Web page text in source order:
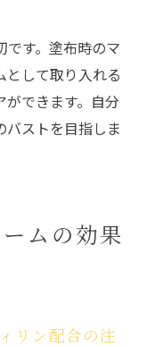
です。塗布時のマ
として取り入れる
ができます。自分
バストを目指しま
ムの効果
リン配合の注